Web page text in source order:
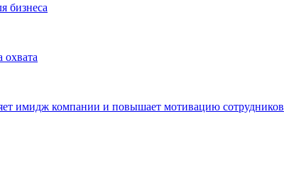
бизнеса
охвата
имидж компании и повышает мотивацию сотрудников